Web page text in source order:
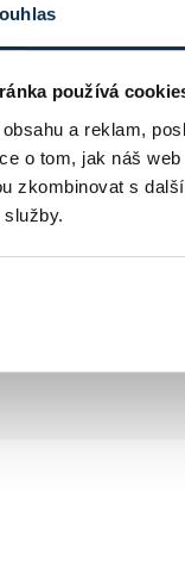
používá
a reklam,
o tom, jak náš
zkombinovat s
Chci spočítat